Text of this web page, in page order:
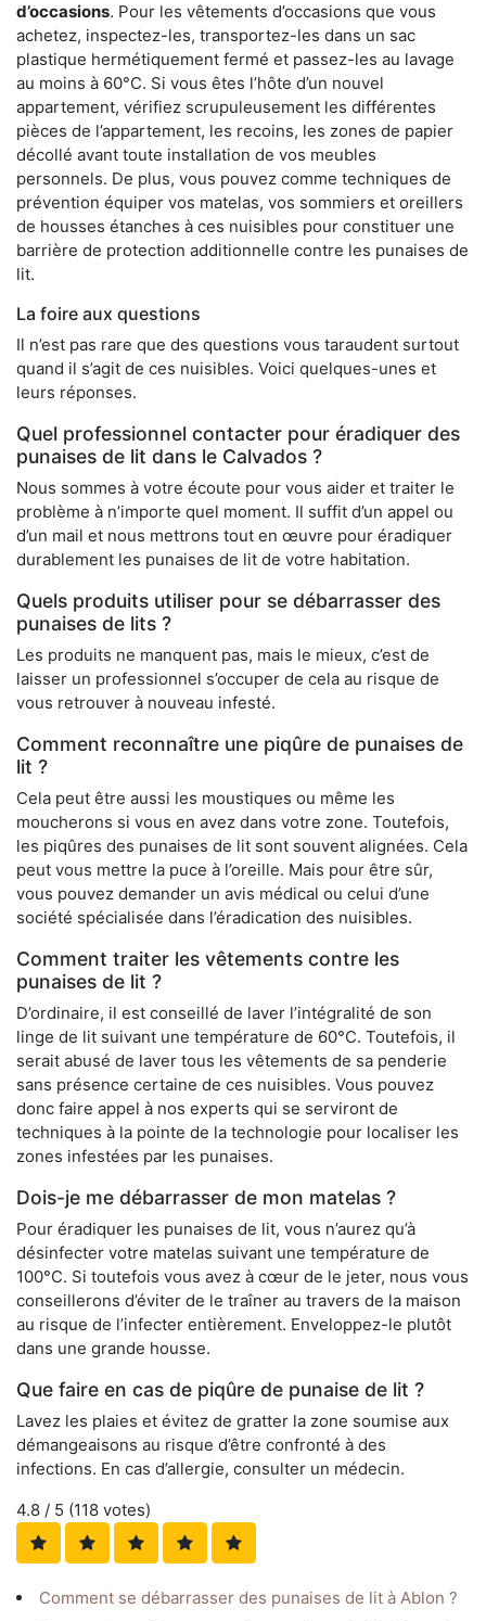
d’occasions. Pour les vêtements d’occasions que vous
achetez, inspectez-les, transportez-les dans un sac
plastique hermétiquement fermé et passez-les au lavage
au moins à 60°C. Si vous êtes l’hôte d’un nouvel
appartement, vérifiez scrupuleusement les différentes
pièces de l’appartement, les recoins, les zones de papier
décollé avant toute installation de vos meubles
personnels. De plus, vous pouvez comme techniques de
prévention équiper vos matelas, vos sommiers et oreillers
de housses étanches à ces nuisibles pour constituer une
barrière de protection additionnelle contre les punaises de
lit.
La foire aux questions
Il n’est pas rare que des questions vous taraudent surtout
quand il s’agit de ces nuisibles. Voici quelques-unes et
leurs réponses.
Quel professionnel contacter pour éradiquer des
punaises de lit dans le Calvados ?
Nous sommes à votre écoute pour vous aider et traiter le
problème à n’importe quel moment. Il suffit d’un appel ou
d’un mail et nous mettrons tout en œuvre pour éradiquer
durablement les punaises de lit de votre habitation.
Quels produits utiliser pour se débarrasser des
punaises de lits ?
Les produits ne manquent pas, mais le mieux, c’est de
laisser un professionnel s’occuper de cela au risque de
vous retrouver à nouveau infesté.
Comment reconnaître une piqûre de punaises de
lit ?
Cela peut être aussi les moustiques ou même les
moucherons si vous en avez dans votre zone. Toutefois,
les piqûres des punaises de lit sont souvent alignées. Cela
peut vous mettre la puce à l’oreille. Mais pour être sûr,
vous pouvez demander un avis médical ou celui d’une
société spécialisée dans l’éradication des nuisibles.
Comment traiter les vêtements contre les
punaises de lit ?
D’ordinaire, il est conseillé de laver l’intégralité de son
linge de lit suivant une température de 60°C. Toutefois, il
serait abusé de laver tous les vêtements de sa penderie
sans présence certaine de ces nuisibles. Vous pouvez
donc faire appel à nos experts qui se serviront de
techniques à la pointe de la technologie pour localiser les
zones infestées par les punaises.
Dois-je me débarrasser de mon matelas ?
Pour éradiquer les punaises de lit, vous n’aurez qu’à
désinfecter votre matelas suivant une température de
100°C. Si toutefois vous avez à cœur de le jeter, nous vous
conseillerons d’éviter de le traîner au travers de la maison
au risque de l’infecter entièrement. Enveloppez-le plutôt
dans une grande housse.
Que faire en cas de piqûre de punaise de lit ?
Lavez les plaies et évitez de gratter la zone soumise aux
démangeaisons au risque d’être confronté à des
infections. En cas d’allergie, consulter un médecin.
4.8 / 5 (118 votes)
Comment se débarrasser des punaises de lit à Ablon ?